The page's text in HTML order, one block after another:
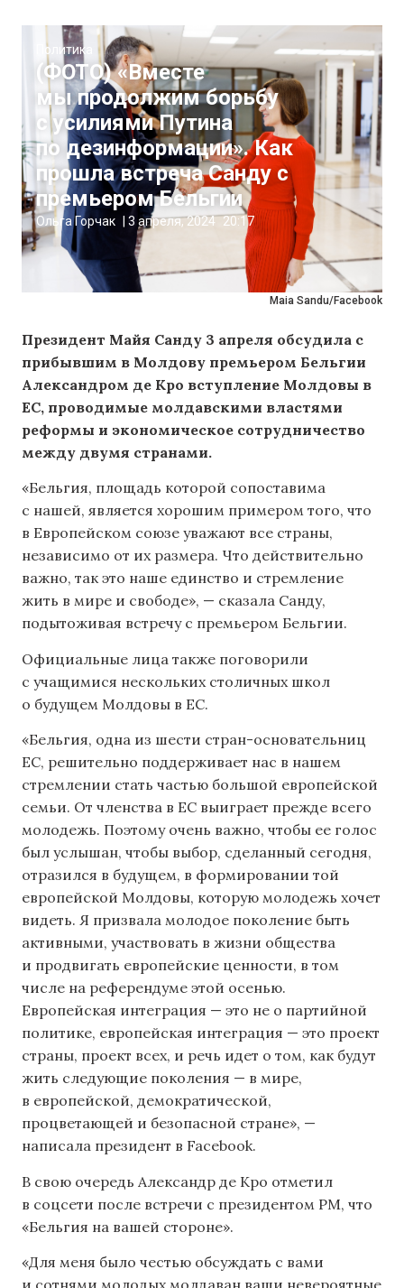
Maia Sandu/Facebook
Политика
(ФОТО) «Вместе
мы продолжим борьбу
с усилиями Путина
по дезинформации». Как
прошла встреча Санду с
премьером Бельгии
Ольга Горчак 3 апреля, 2024 20:17
Президент Майя Санду 3 апреля обсудила с
прибывшим в Молдову премьером Бельгии
Александром де Кро вступление Молдовы в
ЕС, проводимые молдавскими властями
реформы и экономическое сотрудничество
между двумя странами.
«Бельгия, площадь которой сопоставима
с нашей, является хорошим примером того, что
в Европейском союзе уважают все страны,
независимо от их размера. Что действительно
важно, так это наше единство и стремление
жить в мире и свободе», — сказала Санду,
подытоживая встречу с премьером Бельгии.
Официальные лица также поговорили
с учащимися нескольких столичных школ
о будущем Молдовы в ЕС.
«Бельгия, одна из шести стран-основательниц
ЕС, решительно поддерживает нас в нашем
стремлении стать частью большой европейской
семьи. От членства в ЕС выиграет прежде всего
молодежь. Поэтому очень важно, чтобы ее голос
был услышан, чтобы выбор, сделанный сегодня,
отразился в будущем, в формировании той
европейской Молдовы, которую молодежь хочет
видеть. Я призвала молодое поколение быть
активными, участвовать в жизни общества
и продвигать европейские ценности, в том
числе на референдуме этой осенью.
Европейская интеграция — это не о партийной
политике, европейская интеграция — это проект
страны, проект всех, и речь идет о том, как будут
жить следующие поколения — в мире,
в европейской, демократической,
процветающей и безопасной стране», —
написала президент в Facebook.
В свою очередь Александр де Кро отметил
в соцсети после встречи с президентом РМ, что
«Бельгия на вашей стороне».
«Для меня было честью обсуждать с вами
и сотнями молодых молдаван ваши невероятные